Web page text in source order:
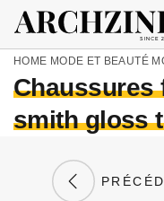
HOME MODE ET BEAUTÉ
Chaussures
smith gloss